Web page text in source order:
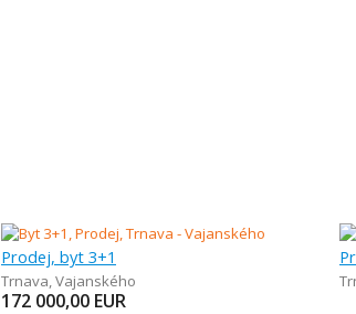
Prodej, byt 3+1
Trnava,Vajanského
172 000,00 EUR